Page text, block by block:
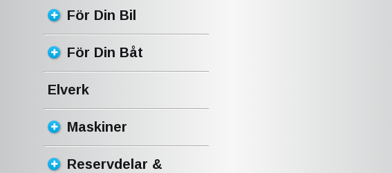
För Din Bil
För Din Båt
Elverk
Maskiner
Reservdelar &